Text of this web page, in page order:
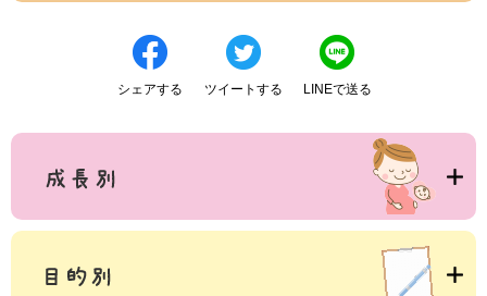
シェアする ツイートする LINEで送る